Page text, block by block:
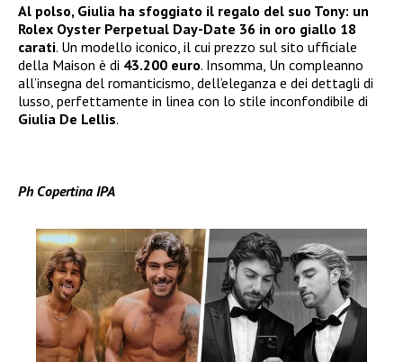
Al polso, Giulia ha sfoggiato il regalo del suo Tony: un
Rolex Oyster Perpetual Day-Date 36 in oro giallo 18
carati. Un modello iconico, il cui prezzo sul sito ufficiale
della Maison è di 43.200 euro. Insomma, Un compleanno
all’insegna del romanticismo, dell’eleganza e dei dettagli di
lusso, perfettamente in linea con lo stile inconfondibile di
Giulia De Lellis.
Ph Copertina IPA